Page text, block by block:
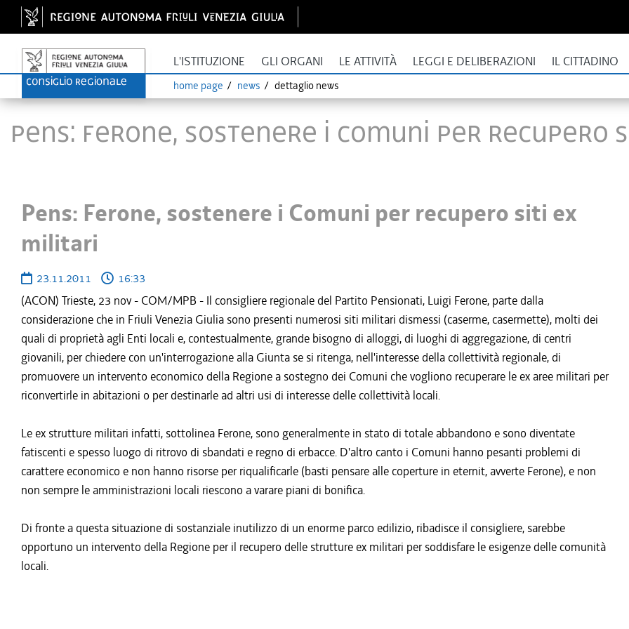
L'ISTITUZIONE GLI ORGANI LE ATTIVITÀ LEGGI E DELIBERAZIONI IL CITTADINO
home page news dettaglio news
Pens: Ferone, sostenere i Comuni per
Pens: Ferone, sostenere i Comuni per recupero siti ex
militari
23.11.2011
16:33
(ACON) Trieste, 23 nov - COM/MPB - Il consigliere regionale del Partito Pensionati, Luigi Ferone, parte dalla
considerazione che in Friuli Venezia Giulia sono presenti numerosi siti militari dismessi (caserme, casermette), molti dei
quali di proprietà agli Enti locali e, contestualmente, grande bisogno di alloggi, di luoghi di aggregazione, di centri
giovanili, per chiedere con un'interrogazione alla Giunta se si ritenga, nell'interesse della collettività regionale, di
promuovere un intervento economico della Regione a sostegno dei Comuni che vogliono recuperare le ex aree militari per
riconvertirle in abitazioni o per destinarle ad altri usi di interesse delle collettività locali.
Le ex strutture militari infatti, sottolinea Ferone, sono generalmente in stato di totale abbandono e sono diventate
fatiscenti e spesso luogo di ritrovo di sbandati e regno di erbacce. D'altro canto i Comuni hanno pesanti problemi di
carattere economico e non hanno risorse per riqualificarle (basti pensare alle coperture in eternit, avverte Ferone), e non
non sempre le amministrazioni locali riescono a varare piani di bonifica.
Di fronte a questa situazione di sostanziale inutilizzo di un enorme parco edilizio, ribadisce il consigliere, sarebbe
opportuno un intervento della Regione per il recupero delle strutture ex militari per soddisfare le esigenze delle comunità
locali.